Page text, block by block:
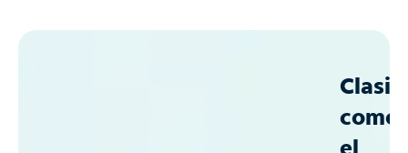
como
el